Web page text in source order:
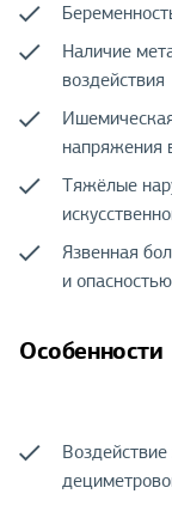
Наличие
воздействия
напряжения
Тяжёлые
Язвенная
и
Особенности